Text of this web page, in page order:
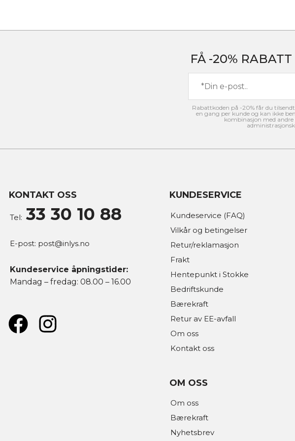
FÅ -20%
Rabattkoden på -20% får du
en gang per kunde og kan ikke
kombinasjon med
KONTAKT OSS
Tel: 33 30 10 88
E-post: post@inlys.no
Kundeservice åpningstider:
Mandag – fredag: 08.00 – 16.00
KUNDESERVICE
Kundeservice (FAQ)
Vilkår og betingelser
Retur/reklamasjon
Frakt
Hentepunkt i Stokke
Bedriftskunde
Bærekraft
Retur av EE-avfall
Om oss
Kontakt oss
OM OSS
Om oss
Bærekraft
Nyhetsbrev